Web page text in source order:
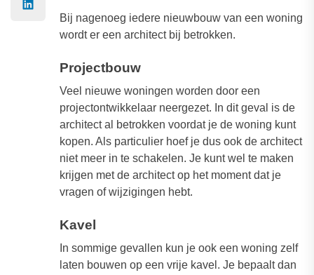
Bij nagenoeg iedere nieuwbouw van een woning
wordt er een architect bij betrokken.
Projectbouw
Veel nieuwe woningen worden door een
projectontwikkelaar neergezet. In dit geval is de
architect al betrokken voordat je de woning kunt
kopen. Als particulier hoef je dus ook de architect
niet meer in te schakelen. Je kunt wel te maken
krijgen met de architect op het moment dat je
vragen of wijzigingen hebt.
Kavel
In sommige gevallen kun je ook een woning zelf
laten bouwen op een vrije kavel. Je bepaalt dan